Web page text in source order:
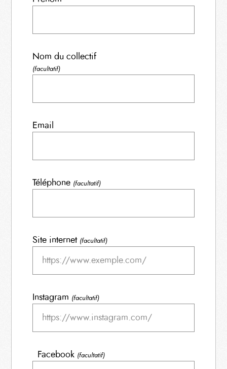
Nom du collectif
(facultatif)
Email
Téléphone (facultatif)
Site internet (facultatif)
Instagram (facultatif)
Facebook (facultatif)